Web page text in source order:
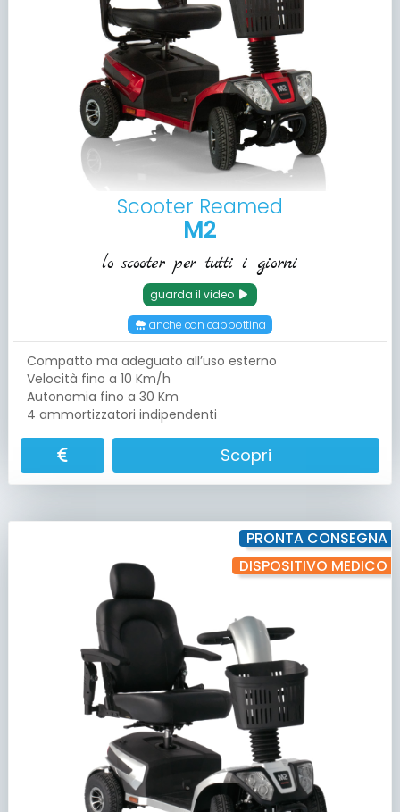
Scooter Reamed
M2
lo scooter per tutti i giorni
guarda il video
anche con cappottina
Compatto ma adeguato all’uso esterno
Velocità fino a 10 Km/h
Autonomia fino a 30 Km
4 ammortizzatori indipendenti
Scopri
PRONTA CONSEGNA
DISPOSITIVO MEDICO